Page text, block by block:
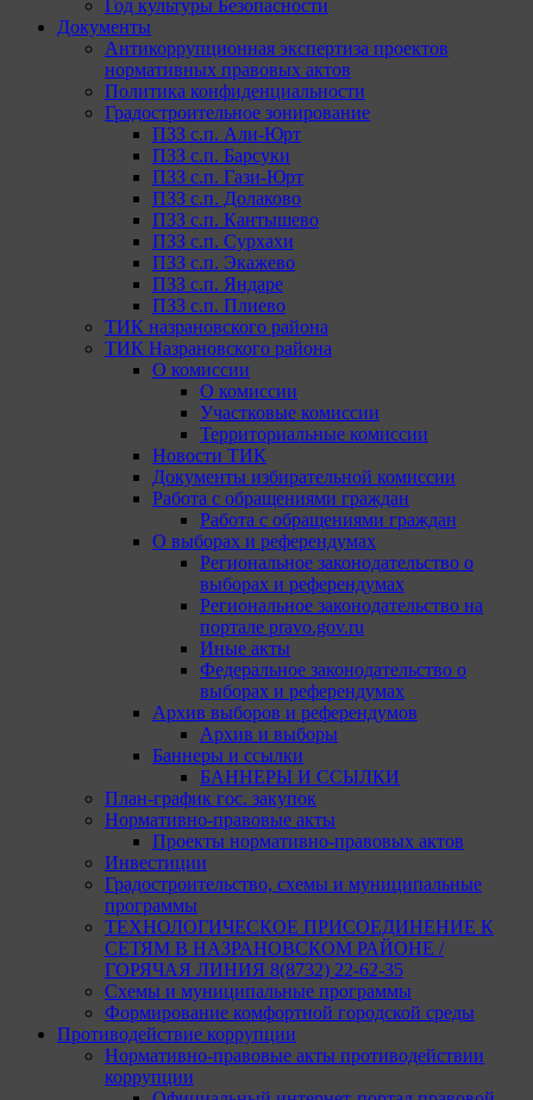
Год культуры Безопасности
Документы
Антикоррупционная экспертиза проектов
нормативных правовых актов
Политика конфиденциальности
Градостроительное зонирование
ПЗЗ с.п. Али-Юрт
ПЗЗ с.п. Барсуки
ПЗЗ с.п. Гази-Юрт
ПЗЗ с.п. Долаково
ПЗЗ с.п. Кантышево
ПЗЗ с.п. Сурхахи
ПЗЗ с.п. Экажево
ПЗЗ с.п. Яндаре
ПЗЗ с.п. Плиево
ТИК назрановского района
ТИК Назрановского района
О комиссии
О комиссии
Участковые комиссии
Территориальные комиссии
Новости ТИК
Документы избирательной комиссии
Работа с обращениями граждан
Работа с обращениями граждан
О выборах и референдумах
Региональное законодательство о
выборах и референдумах
Региональное законодательство на
портале pravo.gov.ru
Иные акты
Федеральное законодательство о
выборах и референдумах
Архив выборов и референдумов
Архив и выборы
Баннеры и ссылки
БАННЕРЫ И ССЫЛКИ
План-график гос. закупок
Нормативно-правовые акты
Проекты нормативно-правовых актов
Инвестиции
Градостроительство, схемы и муниципальные
программы
ТЕХНОЛОГИЧЕСКОЕ ПРИСОЕДИНЕНИЕ К
СЕТЯМ В НАЗРАНОВСКОМ РАЙОНЕ /
ГОРЯЧАЯ ЛИНИЯ 8(8732) 22-62-35
Схемы и муниципальные программы
Формирование комфортной городской среды
Противодействие коррупции
Нормативно-правовые акты противодействии
коррупции